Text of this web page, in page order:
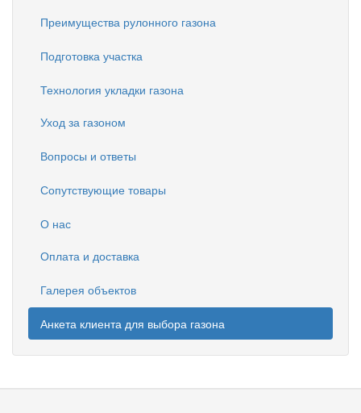
Преимущества рулонного газона
Подготовка участка
Технология укладки газона
Уход за газоном
Вопросы и ответы
Сопутствующие товары
О нас
Оплата и доставка
Галерея объектов
Анкета клиента для выбора газона